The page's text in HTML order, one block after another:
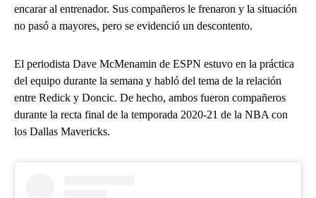
encarar al entrenador. Sus compañeros le frenaron y la situación
no pasó a mayores, pero se evidenció un descontento.
El periodista Dave McMenamin de ESPN estuvo en la práctica
del equipo durante la semana y habló del tema de la relación
entre Redick y Doncic. De hecho, ambos fueron compañeros
durante la recta final de la temporada 2020-21 de la NBA con
los Dallas Mavericks.